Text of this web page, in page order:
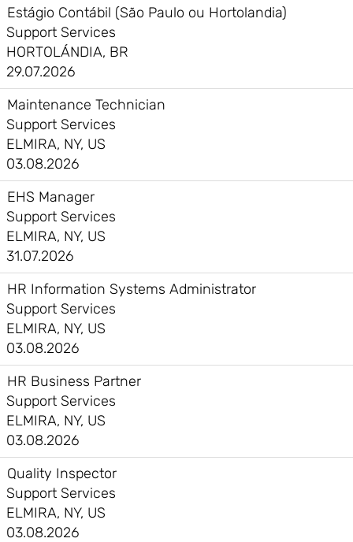
Estágio Contábil (São Paulo ou Hortolandia)
Support Services
HORTOLÁNDIA, BR
29.07.2026
Maintenance Technician
Support Services
ELMIRA, NY, US
03.08.2026
EHS Manager
Support Services
ELMIRA, NY, US
31.07.2026
HR Information Systems Administrator
Support Services
ELMIRA, NY, US
03.08.2026
HR Business Partner
Support Services
ELMIRA, NY, US
03.08.2026
Quality Inspector
Support Services
ELMIRA, NY, US
03.08.2026